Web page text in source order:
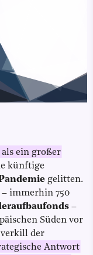
ein großer
künftige
gelitten.
– immerhin 750
–
Süden vor
der
Antwort